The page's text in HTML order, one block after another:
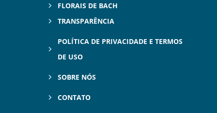
FLORAIS DE BACH
TRANSPARÊNCIA
POLÍTICA DE PRIVACIDADE E TERMOS
DE USO
SOBRE NÓS
CONTATO